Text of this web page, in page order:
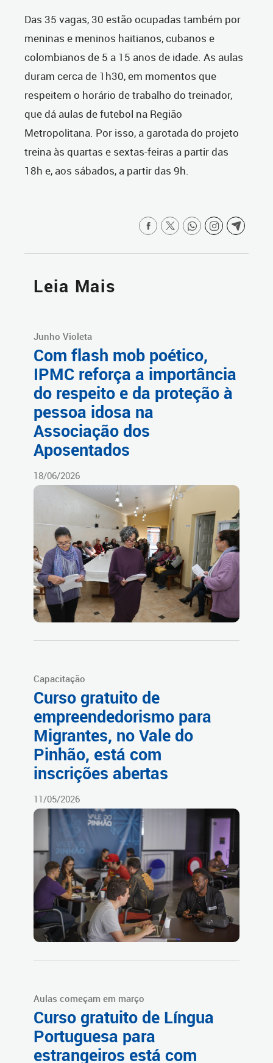
Das 35 vagas, 30 estão ocupadas também por
meninas e meninos haitianos, cubanos e
colombianos de 5 a 15 anos de idade. As aulas
duram cerca de 1h30, em momentos que
respeitem o horário de trabalho do treinador,
que dá aulas de futebol na Região
Metropolitana. Por isso, a garotada do projeto
treina às quartas e sextas-feiras a partir das
18h e, aos sábados, a partir das 9h.
Leia Mais
Junho Violeta
Com flash mob poético,
IPMC reforça a importância
do respeito e da proteção à
pessoa idosa na
Associação dos
Aposentados
18/06/2026
Capacitação
Curso gratuito de
empreendedorismo para
Migrantes, no Vale do
Pinhão, está com
inscrições abertas
11/05/2026
Aulas começam em março
Curso gratuito de Língua
Portuguesa para
estrangeiros está com